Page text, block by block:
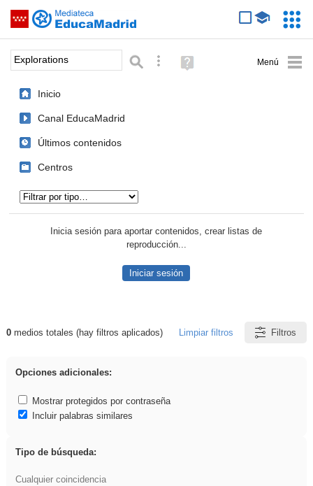
Saltar navegación
Palabra o frase: Búsqueda avanzada
Ayuda
(en
Inicio
Canal EducaMadrid
Últimos contenidos
Centros
Inicia sesión para aportar contenidos, crear listas de
reproducción...
Iniciar sesión
Resultados de: Explorations
0medios totales (hay filtros aplicados) Limpiar filtros Filtros
Opciones adicionales:
Mostrar protegidos por contraseña
Incluir palabras similares
Tipo de búsqueda:
Cualquier coincidencia